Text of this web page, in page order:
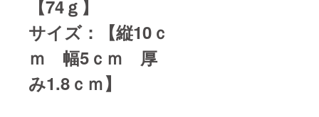
【74ｇ】
サイズ：【縦10ｃ
ｍ 幅5ｃｍ 厚
み1.8ｃｍ】